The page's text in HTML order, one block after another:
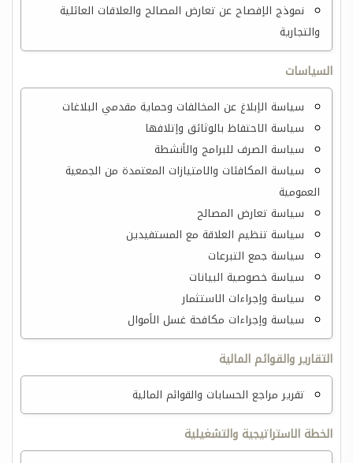
نموذج الإفصاح عن تعارض المصالح والعلاقات العائلية
والتجارية
السياسات
سياسة الإبلاغ عن المخالفات وحماية مقدمي البلاغات
سياسة الاحتفاظ بالوثائق وإتلافها
سياسة الصرف للبرامج والأنشطة
سياسة المكافئات والامتيازات المعتمدة من الجمعية
العمومية
سياسة تعارض المصالح
سياسة تنظيم العلاقة مع المستفيدين
سياسة جمع التبرعات
سياسة خصوصية البيانات
سياسة وإجراءات الاستثمار
سياسة وإجراءات مكافحة غسل الأموال
التقارير والقوائم المالية
تقرير مراجع الحسابات والقوائم المالية
الخطة الاستراتيجية والتشغيلية